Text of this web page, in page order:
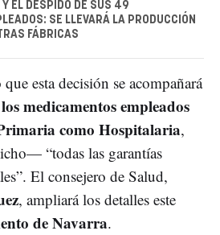
Y EL DESPIDO DE SUS 49
SE LLEVARÁ LA PRODUCCIÓN
FÁBRICAS
esta decisión se acompañará
medicamentos empleados
como Hospitalaria,
“todas las garantías
El consejero de Salud,
, ampliará los detalles este
de Navarra.